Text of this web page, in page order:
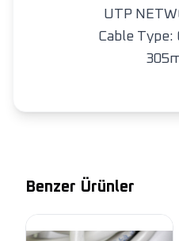
UTP
Cable Type:
Benzer Ürünler